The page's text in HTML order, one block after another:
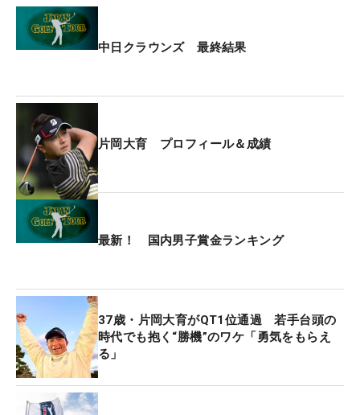
優勝を逃した。
ーンセンターを狙って打ちました」。狙い通りの一
打でパーをセーブすると、18番パー4はカラーから
10メートルのバーディパットを沈めて、ギャラリー
を沸かせた。
ドライバーの不調に陥り19年にシードを喪失。翌年
には顔面神経麻痺という病にも襲われた。まばたき
ですよ。それで年に２回ぐらい目の病気になって、
コンタクトからメガネに変えました」。まぶしさも
涙がたまる原因になるため、プレー中は度が入った
サングラスを手放せない。
中日クラウンズ 最終結果
片岡大育 プロフィール＆成績
最新！ 国内男子賞金ランキング
37歳・片岡大育がQT1位通過 若手台頭の
時代でも抱く“勝機”のワケ「勇気をもらえ
る」